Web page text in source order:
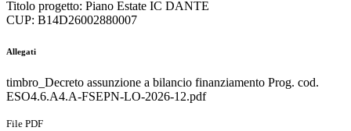
Titolo progetto: Piano Estate IC DANTE
CUP: B14D26002880007
Allegati
timbro_Decreto assunzione a bilancio finanziamento Prog. cod.
ESO4.6.A4.A-FSEPN-LO-2026-12.pdf
File PDF